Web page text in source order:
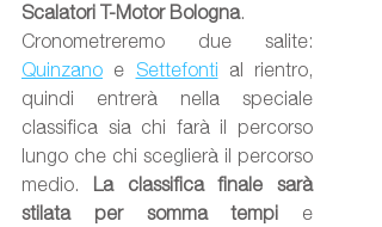
Scalatori T-Motor Bologna.
Quinzano e Settefonti al rientro,
quindi entrerà nella speciale
classifica sia chi farà il percorso
lungo che chi sceglierà il percorso
medio. La classifica finale sarà
stilata per somma tempi e